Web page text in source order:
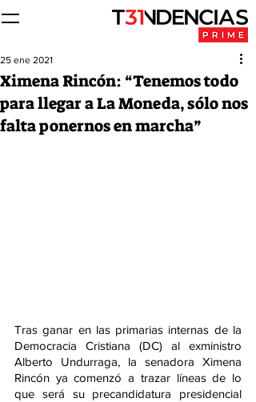
Ximena Rincón: “Tenemos todo
para llegar a La Moneda, sólo nos
falta ponernos en marcha”
25 ene 2021
Tras ganar en las primarias internas de la
Democracia Cristiana (DC) al exministro
Alberto Undurraga, la senadora Ximena
Rincón ya comenzó a trazar líneas de lo
que será su precandidatura presidencial